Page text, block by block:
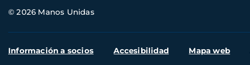
de
© 2026 Manos Unidas
Menú
Información a socios Accesibilidad Mapa web